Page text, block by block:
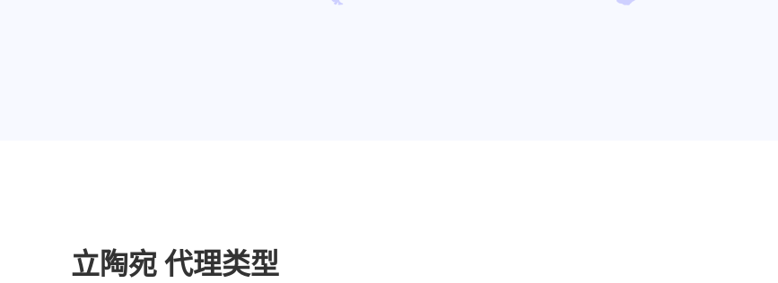
立陶宛 代理类型